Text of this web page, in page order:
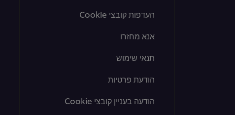
העדפות קובצי Cookie
אנא מחזרו
תנאי שימוש
הודעת פרטיות
הודעה בעניין קובצי Cookie